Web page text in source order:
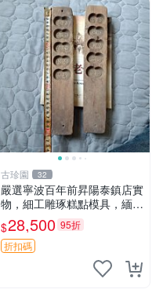
古珍園 32
嚴選寧波百年前昇陽泰鎮店實
物，細工雕琢糕點模具，緬懷
傳統狀糕、綠豆糕、桂花糕製
作，品味Classic糕點文化收
藏珍品 印糕板 寧式糕點 模具
$28,500 95折
折扣碼